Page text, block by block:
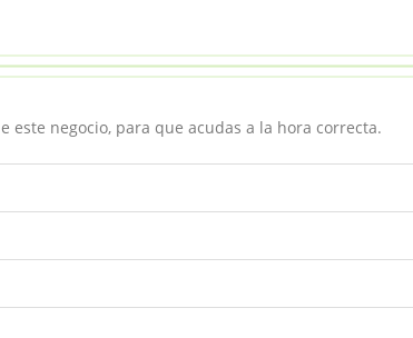
negocio, para que acudas a la hora correcta.